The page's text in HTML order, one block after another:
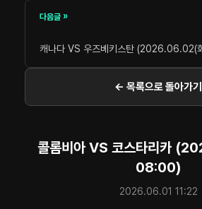
다음글 »
캐나다 VS 우즈베키스탄 (2026.06.02(
← 목록으로 돌아가기
콜롬비아 VS 코스타리카
08:00)
2026.06.01 11:22